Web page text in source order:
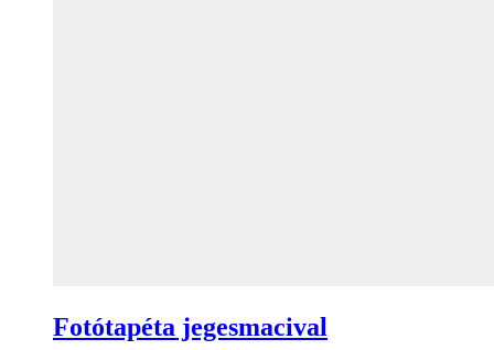
Fotótapéta jegesmacival